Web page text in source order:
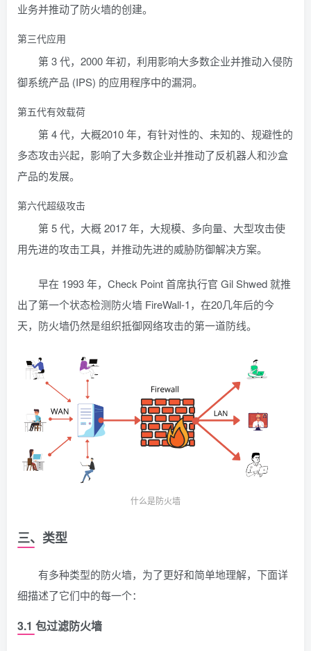
业务并推动了防火墙的创建。
第三代应用
第 3 代，2000 年初，利用影响大多数企业并推动入侵防
御系统产品 (IPS) 的应用程序中的漏洞。
第五代有效载荷
第 4 代，大概2010 年，有针对性的、未知的、规避性的
多态攻击兴起，影响了大多数企业并推动了反机器人和沙盒
产品的发展。
第六代超级攻击
第 5 代，大概 2017 年，大规模、多向量、大型攻击使
用先进的攻击工具，并推动先进的威胁防御解决方案。
早在 1993 年，Check Point 首席执行官 Gil Shwed 就推
出了第一个状态检测防火墙 FireWall-1，在20几年后的今
天，防火墙仍然是组织抵御网络攻击的第一道防线。
什么是防火墙
三、类型
有多种类型的防火墙，为了更好和简单地理解，下面详
细描述了它们中的每一个：
3.1 包过滤防火墙